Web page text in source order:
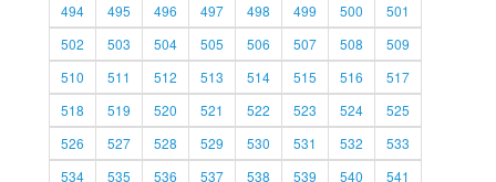
494
495 496 497 498 499 500
501
502
503 504 505 506 507 508
509
510
511 512 513 514 515 516
517
518
519 520 521 522 523 524
525
526
527 528 529 530 531 532
533
534
535 536 537 538 539 540 541